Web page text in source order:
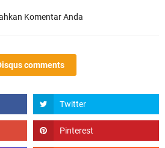
Komentar Anda
comments